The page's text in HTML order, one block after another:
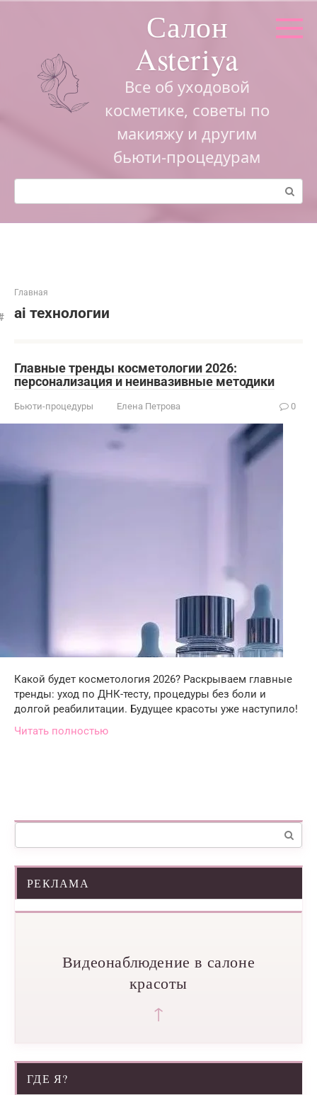
Салон
Asteriya
Все об уходовой
косметике, советы по
макияжу и другим
бьюти-процедурам
Поиск:
Главная
ai технологии
Главные тренды косметологии 2026:
персонализация и неинвазивные методики
Бьюти-процедуры Елена Петрова 0
Какой будет косметология 2026? Раскрываем главные
тренды: уход по ДНК-тесту, процедуры без боли и
долгой реабилитации. Будущее красоты уже наступило!
Читать полностью
Поиск:
РЕКЛАМА
Видеонаблюдение в салоне
красоты
↑
ГДЕ Я?